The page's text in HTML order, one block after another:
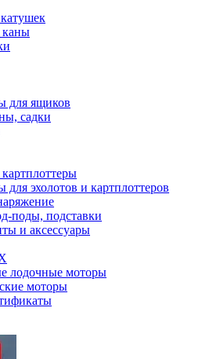
каны
для ящиков
садки
для эхолотов и картплоттеров
поды, подставки
и аксессуары
лодочные моторы
моторы